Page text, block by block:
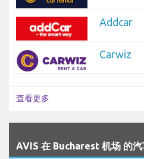
Addcar
Carwiz
查看更多
AVIS 在 Bucharest 机场 的